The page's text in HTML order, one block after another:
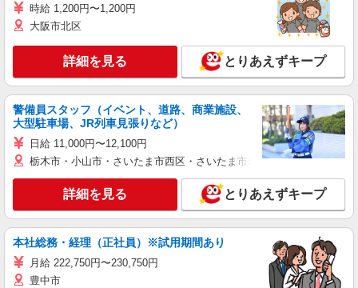
時給 1,200円〜1,200円
大阪市北区
詳細を見る とりあえずキープ
警備員スタッフ（イベント、道路、商業施設、
大型駐車場、JR列車見張りなど）
日給 11,000円〜12,100円
栃木市・小山市・さいたま市西区・さいたま市岩槻区・久喜市・蓮田
詳細を見る とりあえずキープ
本社総務・経理（正社員）※試用期間あり
月給 222,750円〜230,750円
豊中市